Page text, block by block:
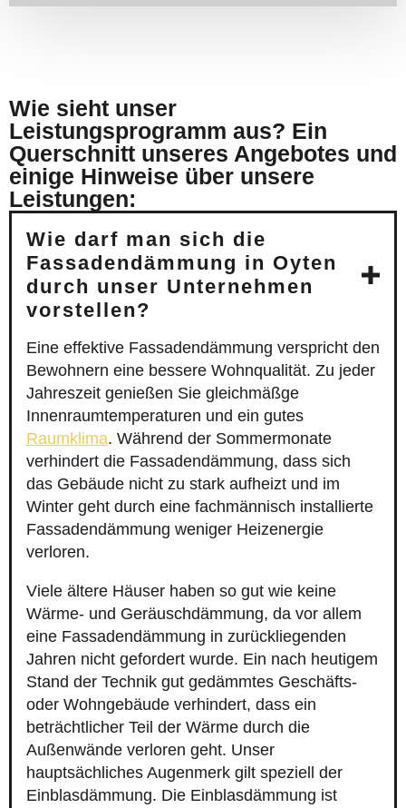
Wie sieht unser
Leistungsprogramm aus? Ein
Querschnitt unseres Angebotes und
einige Hinweise über unsere
Leistungen:
Wie darf man sich die
Fassadendämmung in Oyten
durch unser Unternehmen
vorstellen?
Eine effektive Fassadendämmung verspricht den
Bewohnern eine bessere Wohnqualität. Zu jeder
Jahreszeit genießen Sie gleichmäßge
Innenraumtemperaturen und ein gutes
Raumklima. Während der Sommermonate
verhindert die Fassadendämmung, dass sich
das Gebäude nicht zu stark aufheizt und im
Winter geht durch eine fachmännisch installierte
Fassadendämmung weniger Heizenergie
verloren.
Viele ältere Häuser haben so gut wie keine
Wärme- und Geräuschdämmung, da vor allem
eine Fassadendämmung in zurückliegenden
Jahren nicht gefordert wurde. Ein nach heutigem
Stand der Technik gut gedämmtes Geschäfts-
oder Wohngebäude verhindert, dass ein
beträchtlicher Teil der Wärme durch die
Außenwände verloren geht. Unser
hauptsächliches Augenmerk gilt speziell der
Einblasdämmung. Die Einblasdämmung ist